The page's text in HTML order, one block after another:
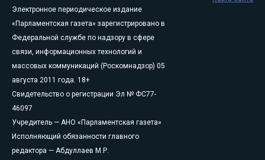
Электронное периодическое издание
«Парламентская газета» зарегистрировано в
Федеральной службе по надзору в сфере
связи, информационных технологий и
массовых коммуникаций (Роскомнадзор) 05
августа 2011 года. 18+
Свидетельство о регистрации Эл № ФС77-
46097
Учредитель — АНО «Парламентская газета»
Исполняющий обязанности главного
редактора — Абдуллаев М.Р.